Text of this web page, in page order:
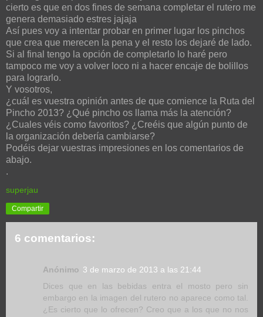
cierto es que en dos fines de semana completar el rutero me
genera demasiado estres jajaja
Así pues voy a intentar probar en primer lugar los pinchos
que crea que merecen la pena y el resto los dejaré de lado.
Si al final tengo la opción de completarlo lo haré pero
tampoco me voy a volver loco ni a hacer encaje de bolillos
para lograrlo.
Y vosotros,
¿cuál es vuestra opinión antes de que comience la Ruta del
Pincho 2013? ¿Qué pincho os llama más la atención?
¿Cuales véis como favoritos? ¿Creéis que algún punto de
la organización debería cambiarse?
Podéis dejar vuestras impresiones en los comentarios de
abajo.
.
superjau
Compartir
6 comentarios:
Anónimo 3 de marzo de 2013 a las 21:44
Dices que en las bebidas entra el mosto pero sin
embargo en la imagen del rutero no aparece como tal.
¿Es cierto que lo ofrecen? Creo que a los que no nos